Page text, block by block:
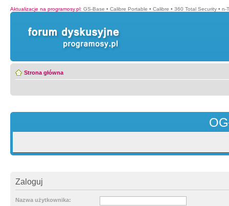
Aktualizacje na programosy.pl: GS-Base • Calibre Portable • Calibre • 360 Total Security • n-
Strona główna
Zaloguj
Nazwa użytkownika: